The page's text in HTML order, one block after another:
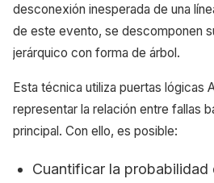
desconexión inesperada de una
de este evento, se descomponen
jerárquico con forma de árbol.
Esta técnica utiliza puertas lógicas
representar la relación entre fallas
principal. Con ello, es posible:
Cuantificar la probabilidad